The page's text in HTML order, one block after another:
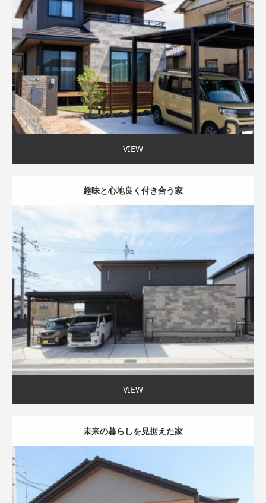
モダン外観家事ラク動線 〜35坪まで
VIEW
趣味と心地良く付き合う家
モダン外観家事ラク動線35〜40坪まで
VIEW
未来の暮らしを見据えた家